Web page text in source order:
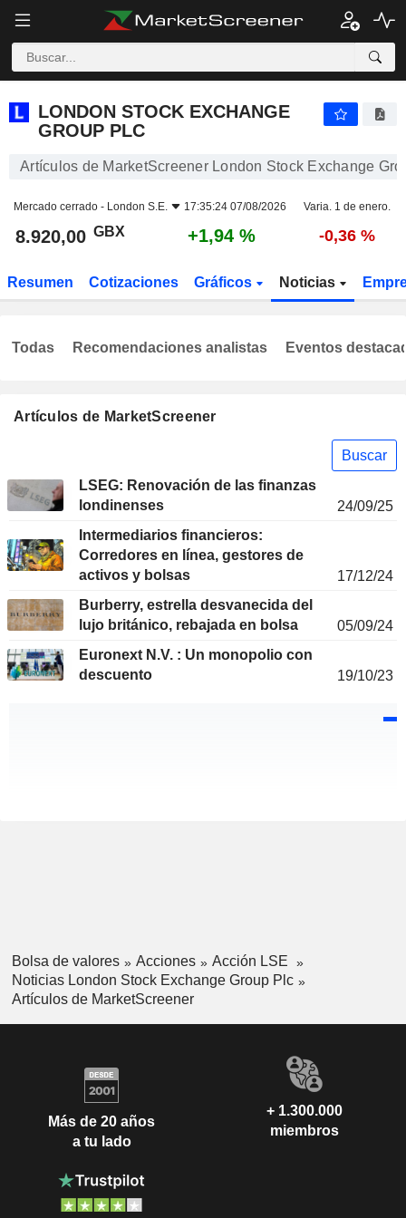
LONDON STOCK EXCHANGE
GROUP PLC
Artículos de MarketScreener London Stock Exchange
Mercado cerrado - London S.E. 17:35:24 07/08/2026 Varia. 1 de enero.
8.920,00 GBX +1,94 % -0,36 %
Resumen Cotizaciones Gráficos Noticias
Artículos de MarketScreener
Buscar
LSEG: Renovación de las finanzas
londinenses
24/09/25
Intermediarios financieros:
Corredores en línea, gestores de
activos y bolsas
17/12/24
Burberry, estrella desvanecida del
lujo británico, rebajada en bolsa
05/09/24
Euronext N.V. : Un monopolio con
descuento
19/10/23
Todas Recomendaciones analistas Eventos
Bolsa de valores Acciones
Acción LSE
Noticias London Stock Exchange Group Plc
Artículos de MarketScreener
Más de 20 años
a tu lado
+ 1.300.000
miembros